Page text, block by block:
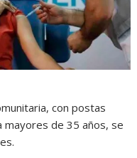
con postas
mayores de 35 años, se